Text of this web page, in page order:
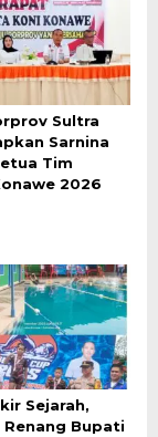
Sultra
Sarnina
Tim
2026
Sejarah,
Renang Bupati